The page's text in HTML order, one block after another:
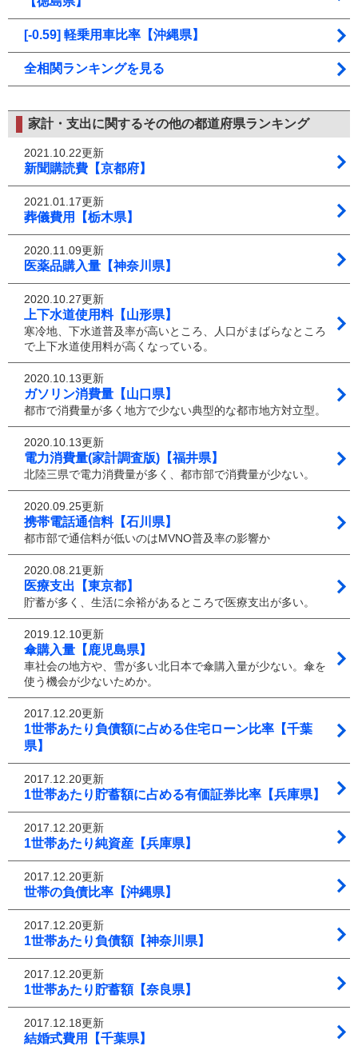
[-0.59] 軽乗用車比率【沖縄県】
全相関ランキングを見る
家計・支出に関するその他の都道府県ランキング
2021.10.22更新
新聞購読費【京都府】
2021.01.17更新
葬儀費用【栃木県】
2020.11.09更新
医薬品購入量【神奈川県】
2020.10.27更新
上下水道使用料【山形県】
寒冷地、下水道普及率が高いところ、人口がまばらなところ
で上下水道使用料が高くなっている。
2020.10.13更新
ガソリン消費量【山口県】
都市で消費量が多く地方で少ない典型的な都市地方対立型。
2020.10.13更新
電力消費量(家計調査版)【福井県】
北陸三県で電力消費量が多く、都市部で消費量が少ない。
2020.09.25更新
携帯電話通信料【石川県】
都市部で通信料が低いのはMVNO普及率の影響か
2020.08.21更新
医療支出【東京都】
貯蓄が多く、生活に余裕があるところで医療支出が多い。
2019.12.10更新
傘購入量【鹿児島県】
車社会の地方や、雪が多い北日本で傘購入量が少ない。傘を
使う機会が少ないためか。
2017.12.20更新
1世帯あたり負債額に占める住宅ローン比率【千葉
県】
2017.12.20更新
1世帯あたり貯蓄額に占める有価証券比率【兵庫県】
2017.12.20更新
1世帯あたり純資産【兵庫県】
2017.12.20更新
世帯の負債比率【沖縄県】
2017.12.20更新
1世帯あたり負債額【神奈川県】
2017.12.20更新
1世帯あたり貯蓄額【奈良県】
2017.12.18更新
結婚式費用【千葉県】